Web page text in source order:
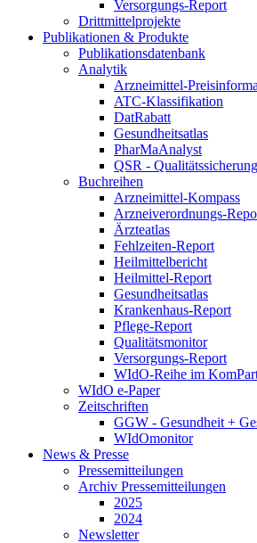
Versorgungs-Report
Drittmittelprojekte
Publikationen & Produkte
Publikationsdatenbank
Analytik
Arzneimittel-
ATC-Klassifikation
DatRabatt
Gesundheitsatlas
PharMaAnalyst
QSR -
Buchreihen
Arzneimittel-Kompass
Arzneiverordnungs-
Ärzteatlas
Fehlzeiten-Report
Heilmittelbericht
Heilmittel-Report
Gesundheitsatlas
Krankenhaus-Report
Pflege-Report
Qualitätsmonitor
Versorgungs-Report
WIdO-Reihe im
WIdO e-Paper
Zeitschriften
GGW - Gesundheit +
WIdOmonitor
News & Presse
Pressemitteilungen
Archiv Pressemitteilungen
2025
2024
Newsletter